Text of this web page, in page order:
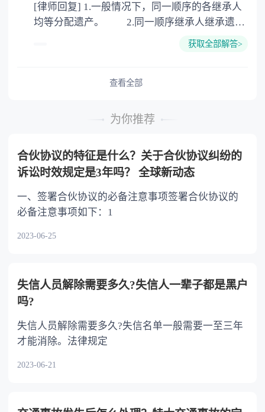
公证。
[律师回复] 1.一般情况下，同一顺序的各继承人
均等分配遗产。 2.同一顺序继承人继承遗产
或者与被继承人共同生活的继承人，分配遗产
的继承人，不尽扶养义务的，分配遗产时，应当
获取全部解答>
查看全部
为你推荐
合伙协议的特征是什么？关于合伙协议纠纷的
诉讼时效规定是3年吗？ 全球新动态
一、签署合伙协议的必备注意事项签署合伙协议的
必备注意事项如下：1
2023-06-25
失信人员解除需要多久?失信人一辈子都是黑户
吗?
失信人员解除需要多久?失信名单一般需要一至三年
才能消除。法律规定
2023-06-21